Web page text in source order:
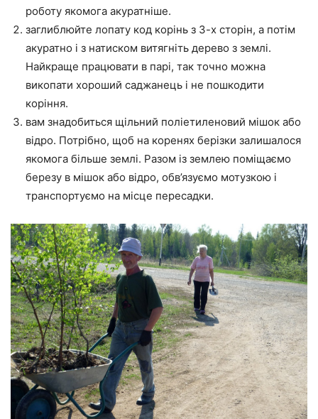
роботу якомога акуратніше.
заглиблюйте лопату код корінь з 3-х сторін, а потім
акуратно і з натиском витягніть дерево з землі.
Найкраще працювати в парі, так точно можна
викопати хороший саджанець і не пошкодити
коріння.
вам знадобиться щільний поліетиленовий мішок або
відро. Потрібно, щоб на коренях берізки залишалося
якомога більше землі. Разом із землею поміщаємо
березу в мішок або відро, обв’язуємо мотузкою і
транспортуємо на місце пересадки.